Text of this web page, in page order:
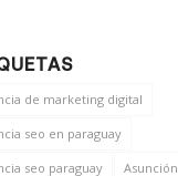
de marketing digital
seo en paraguay
seo paraguay Asunción